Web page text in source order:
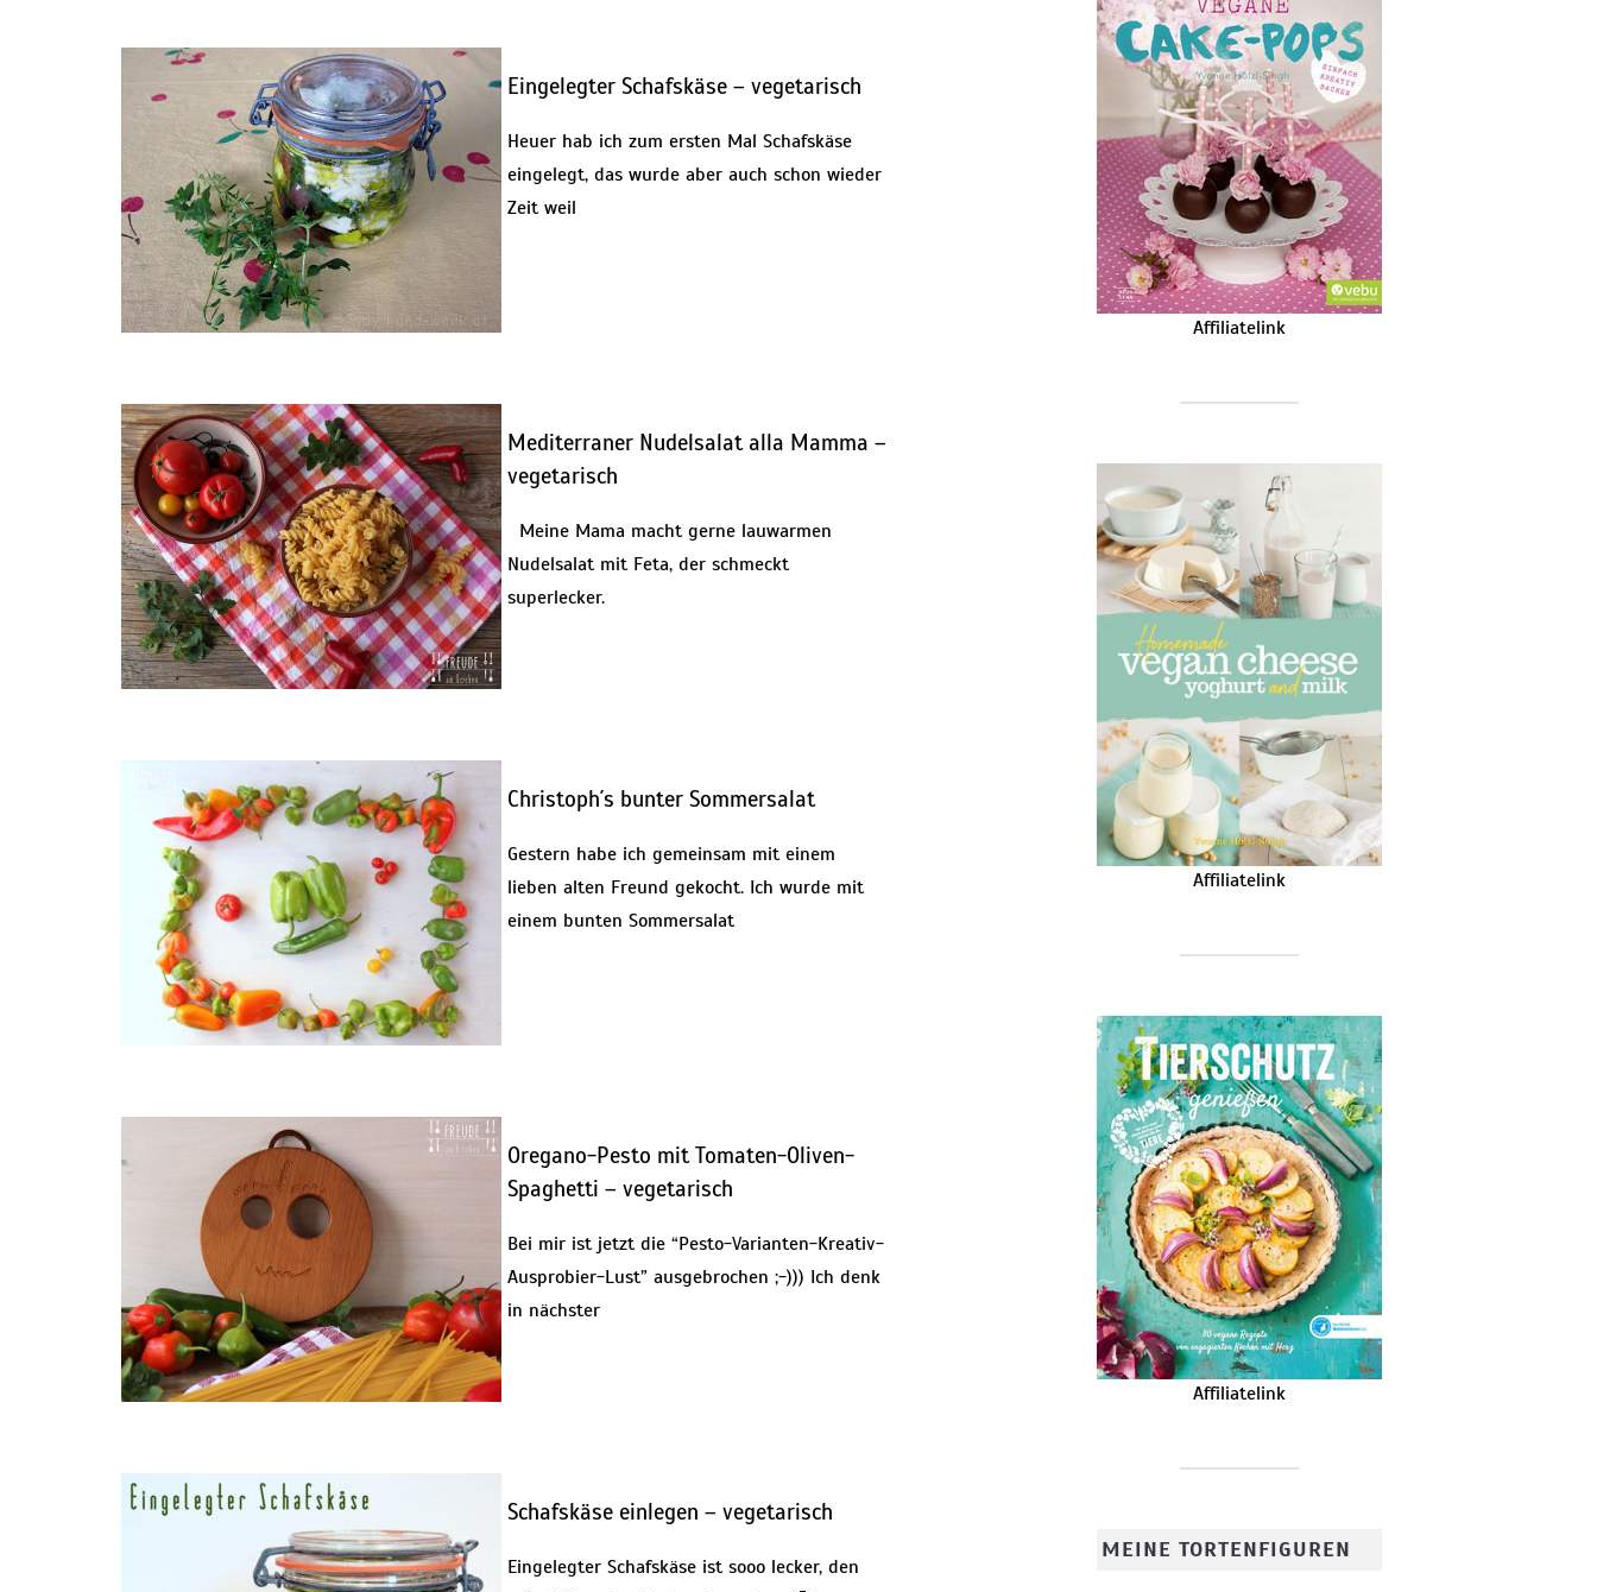
Eingelegter Schafskäse – vegetarisch
Heuer hab ich zum ersten Mal Schafskäse
eingelegt, das wurde aber auch schon wieder
Zeit weil
Mediterraner Nudelsalat alla Mamma –
vegetarisch
Meine Mama macht gerne lauwarmen
Nudelsalat mit Feta, der schmeckt
superlecker.
Christoph´s bunter Sommersalat
Gestern habe ich gemeinsam mit einem
lieben alten Freund gekocht. Ich wurde mit
einem bunten Sommersalat
Oregano-Pesto mit Tomaten-Oliven-
Spaghetti – vegetarisch
Bei mir ist jetzt die “Pesto-Varianten-Kreativ-
Ausprobier-Lust” ausgebrochen ;-))) Ich denk
in nächster
Schafskäse einlegen – vegetarisch
Eingelegter Schafskäse ist sooo lecker, den
Affiliatelink
Affiliatelink
Affiliatelink
MEINE TORTENFIGUREN